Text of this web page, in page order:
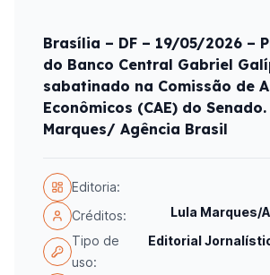
Brasília – DF – 19/05/2026 –
do Banco Central Gabriel
sabatinado na Comissão de
Econômicos (CAE) do
Marques/ Agência Brasil
Editoria:
Créditos:
Lula Marques/
Tipo de
uso:
Editorial